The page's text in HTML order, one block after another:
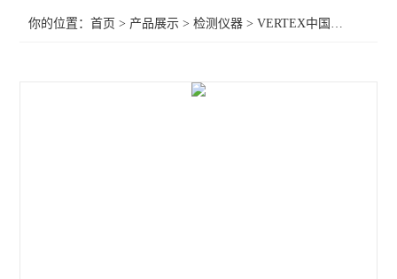
你的位置：首页 > 产品展示 >检测仪器 >VERTEX中国台湾